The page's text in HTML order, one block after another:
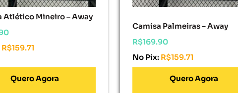
Atlético Mineiro – Away
R$159.71
Ao Carrinho
Camisa Palmeiras – Away
R$169.90
No Pix: R$159.71
Adicionar Ao Carrinho